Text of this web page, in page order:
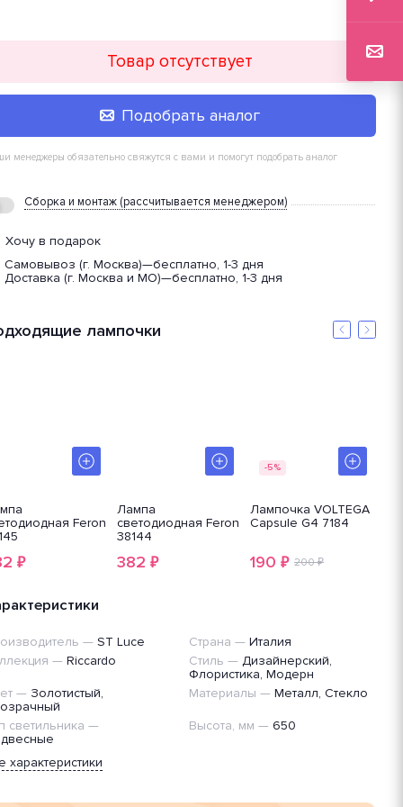
Товар отсутствует
Подобрать аналог
менеджеры обязательно свяжутся с вами и помогут подобрать аналог
Сборка и монтаж (рассчитывается менеджером)
Хочу в подарок
Самовывоз (г. Москва)—бесплатно, 1-3 дня
Доставка (г. Москва и МО)—бесплатно, 1-3 дня
лампочки
Feron
₽
Лампа
светодиодная Feron
38144
382 ₽
-5%
Лампочка VOLTEGA
Capsule G4 7184
190 ₽ 200 ₽
— ST Luce Страна — Италия
— Riccardo Стиль — Дизайнерский,
Флористика, Модерн
— Золотистый,
Материалы — Металл, Стекло
светильника —
Высота, мм — 650
характеристики